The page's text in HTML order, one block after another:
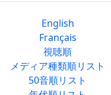
English
Français
視聴順
メディア種類順リスト
50音順リスト